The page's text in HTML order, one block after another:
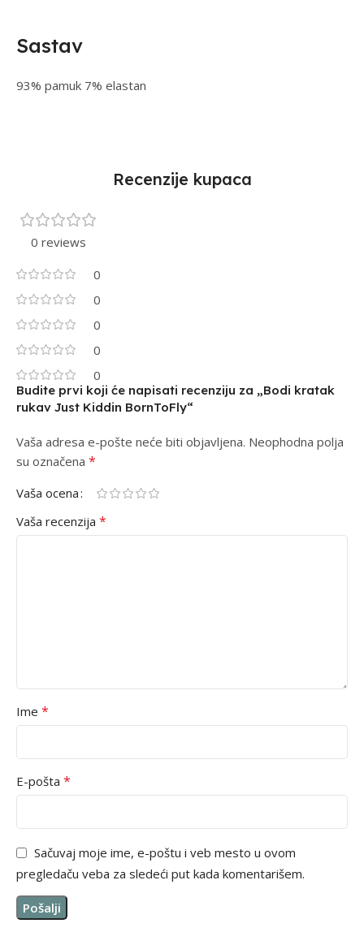
Sastav
93% pamuk 7% elastan
Recenzije kupaca
0 reviews
0
0
0
0
0
Budite prvi koji će napisati recenziju za „Bodi kratak
rukav Just Kiddin BornToFly“
Vaša adresa e-pošte neće biti objavljena. Neophodna polja
su označena *
Vaša ocena
Vaša recenzija *
Ime *
E-pošta *
Sačuvaj moje ime, e-poštu i veb mesto u ovom
pregledaču veba za sledeći put kada komentarišem.
Alternative: